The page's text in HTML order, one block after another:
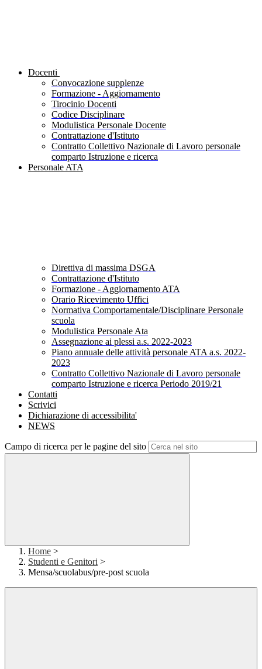
Docenti
Convocazione supplenze
Formazione - Aggiornamento
Tirocinio Docenti
Codice Disciplinare
Modulistica Personale Docente
Contrattazione d'Istituto
Contratto Collettivo Nazionale di Lavoro personale
comparto Istruzione e ricerca
Personale ATA
Direttiva di massima DSGA
Contrattazione d'Istituto
Formazione - Aggiornamento ATA
Orario Ricevimento Uffici
Normativa Comportamentale/Disciplinare Personale
scuola
Modulistica Personale Ata
Assegnazione ai plessi a.s. 2022-2023
Piano annuale delle attività personale ATA a.s. 2022-
2023
Contratto Collettivo Nazionale di Lavoro personale
comparto Istruzione e ricerca Periodo 2019/21
Contatti
Scrivici
Dichiarazione di accessibilita'
NEWS
Campo di ricerca per le pagine del sito
Home >
Studenti e Genitori >
Mensa/scuolabus/pre-post scuola